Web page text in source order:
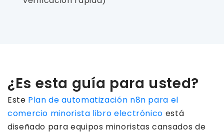
¿Es esta guía para usted?
Este Plan de automatización n8n para el
comercio minorista libro electrónico está
diseñado para equipos minoristas cansados ​​de